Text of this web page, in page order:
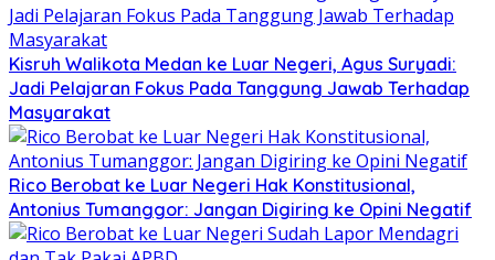
Kisruh Walikota Medan ke Luar Negeri, Agus Suryadi:
Jadi Pelajaran Fokus Pada Tanggung Jawab Terhadap
Masyarakat
Rico Berobat ke Luar Negeri Hak Konstitusional,
Antonius Tumanggor: Jangan Digiring ke Opini Negatif